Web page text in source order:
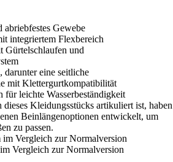
abriebfestes Gewebe
integriertem Flexbereich
Gürtelschlaufen und
darunter eine seitliche
mit Klettergurtkompatibilität
leichte Wasserbeständigkeit
Kleidungsstücks artikuliert ist, haben
Beinlängenoptionen entwickelt, um
zu passen.
Vergleich zur Normalversion
Vergleich zur Normalversion